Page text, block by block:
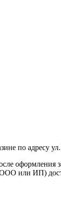
по адресу
оформления
или ИП)